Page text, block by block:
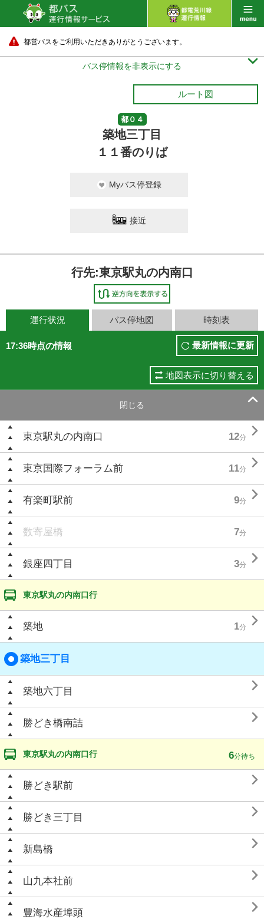
都営バスをご利用いただきありがとうございます。
バス停情報を非表示にする 
ルート図
都０４
築地三丁目
１１番のりば
Myバス停登録
接近
行先:東京駅丸の内南口
運行状況 バス停地図 時刻表
17:36時点の情報 最新情報に更新
地図表示に切り替える
閉じる 
東京駅丸の内南口 12分 
東京国際フォーラム前 11分 
有楽町駅前 9分 
数寄屋橋 7分
銀座四丁目 3分 
東京駅丸の内南口行
築地 1分 
築地三丁目
築地六丁目 
勝どき橋南詰 
東京駅丸の内南口行 6分待ち
勝どき駅前 
勝どき三丁目 
新島橋 
山九本社前 
豊海水産埠頭 